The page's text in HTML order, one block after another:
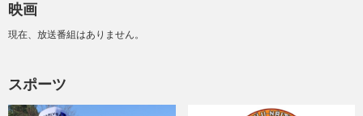
映画
現在、放送番組はありません。
スポーツ